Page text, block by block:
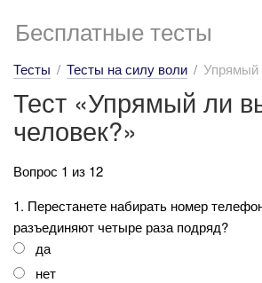
Бесплатные тесты
Тесты Тесты на силу воли Упрямый
Тест «Упрямый ли
человек?»
Вопрос 1 из 12
1. Перестанете набирать номер
разъединяют четыре раза подряд?
да
нет